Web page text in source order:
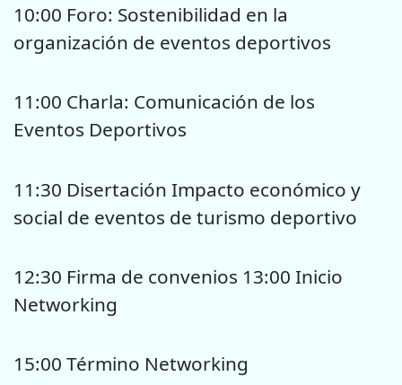
10:00 Foro: Sostenibilidad en la
organización de eventos deportivos
11:00 Charla: Comunicación de los
Eventos Deportivos
11:30 Disertación Impacto económico y
social de eventos de turismo deportivo
12:30 Firma de convenios 13:00 Inicio
Networking
15:00 Término Networking